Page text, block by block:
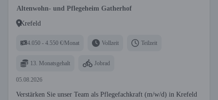
Altenwohn- und Pflegeheim Gatherhof
Krefeld
4.050 - 4.550 €/Monat Vollzeit Teilzeit
13. Monatsgehalt Jobrad
05.08.2026
Verstärken Sie unser Team als Pflegefachkraft (m/w/d) in Krefeld